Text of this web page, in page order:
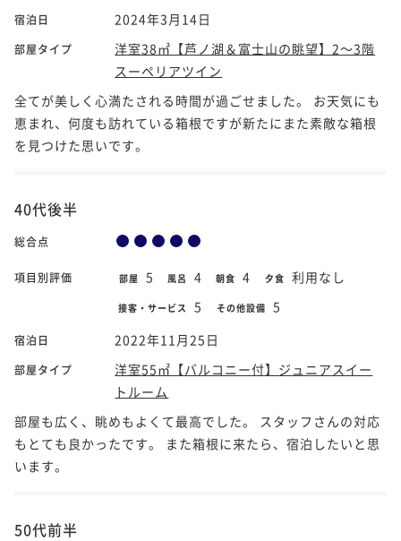
宿泊日 2024年3月14日
部屋タイプ
洋室38㎡【芦ノ湖＆富士山の眺望】2～3階
スーペリアツイン
全てが美しく心満たされる時間が過ごせました。 お天気にも
恵まれ、何度も訪れている箱根ですが新たにまた素敵な箱根
を見つけた思いです。
40代後半
総合点
項目別評価 部屋 5 風呂 4 朝食 4 夕食 利用なし
接客・サービス 5 その他設備 5
宿泊日 2022年11月25日
部屋タイプ
洋室55㎡【バルコニー付】ジュニアスイー
トルーム
部屋も広く、眺めもよくて最高でした。 スタッフさんの対応
もとても良かったです。 また箱根に来たら、宿泊したいと思
います。
50代前半